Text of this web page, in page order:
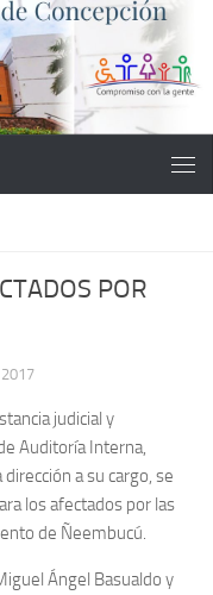
POR
2017
judicial y
Auditoría Interna,
a su cargo, se
los afectados por las
de Ñeembucú.
Ángel Basualdo y